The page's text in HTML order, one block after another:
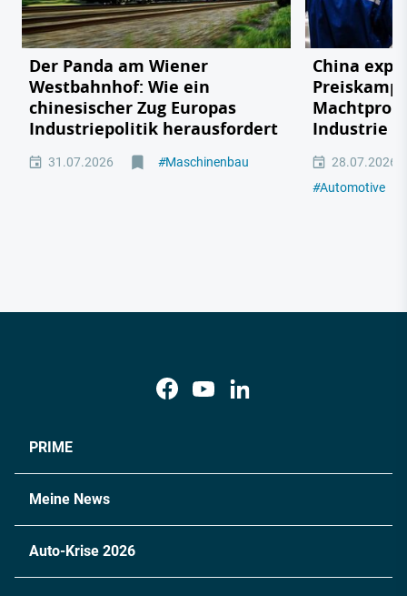
Der Panda am Wiener
Westbahnhof: Wie ein
chinesischer Zug Europas
Industriepolitik herausfordert
31.07.2026 #Maschinenbau
China
Industrie
28.07.2026
#Automotive
PRIME
Meine News
Auto-Krise 2026